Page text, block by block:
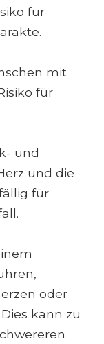
für
mit
für
und
und die
für
oder
kann zu